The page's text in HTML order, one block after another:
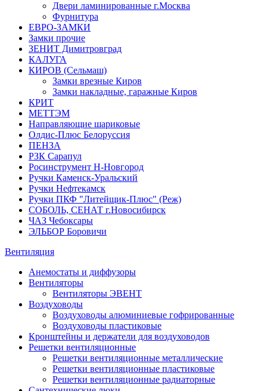
Двери ламинированные г.Москва
Фурнитура
ЕВРО-ЗАМКИ
Замки прочие
ЗЕНИТ Димитровград
КАЛУГА
КИРОВ (Сельмаш)
Замки врезные Киров
Замки накладные, гаражные Киров
КРИТ
МЕТТЭМ
Направляющие шариковые
Олдис-Плюс Белоруссия
ПЕНЗА
РЗК Сарапул
Росинструмент Н-Новгород
Ручки Каменск-Уральский
Ручки Нефтекамск
Ручки ПКФ "Литейщик-Плюс" (Реж)
СОБОЛЬ, СЕНАТ г.Новосибирск
ЧАЗ Чебоксары
ЭЛЬБОР Боровичи
Вентиляция
Анемостаты и диффузоры
Вентиляторы
Вентиляторы ЭВЕНТ
Воздуховоды
Воздуховоды алюминиевые гофрированные
Воздуховоды пластиковые
Кронштейны и держатели для воздуховодов
Решетки вентиляционные
Решетки вентиляционные металлические
Решетки вентиляционные пластиковые
Решетки вентиляционные радиаторные